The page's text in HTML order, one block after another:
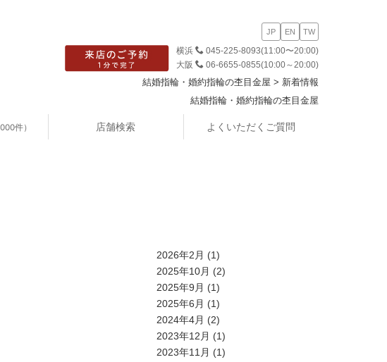
JP EN TW
横浜 045-225-8093(11:00〜20:00)
大阪
06-6655-0855(10:00～20:00)
結婚指輪・婚約指輪の杢目金屋 > 新着情報
結婚指輪・婚約指輪の杢目金屋
件） 店舗検索 よくいただくご質問
2026年2月 (1)
2025年10月 (2)
2025年9月 (1)
2025年6月 (1)
2024年4月 (2)
2023年12月 (1)
2023年11月 (1)